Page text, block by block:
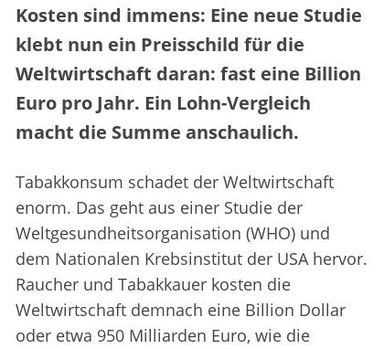
Kosten sind immens: Eine neue Studie
klebt nun ein Preisschild für die
Weltwirtschaft daran: fast eine Billion
Euro pro Jahr. Ein Lohn-Vergleich
macht die Summe anschaulich.
Tabakkonsum schadet der Weltwirtschaft
enorm. Das geht aus einer Studie der
Weltgesundheitsorganisation (WHO) und
dem Nationalen Krebsinstitut der USA hervor.
Raucher und Tabakkauer kosten die
Weltwirtschaft demnach eine Billion Dollar
oder etwa 950 Milliarden Euro, wie die